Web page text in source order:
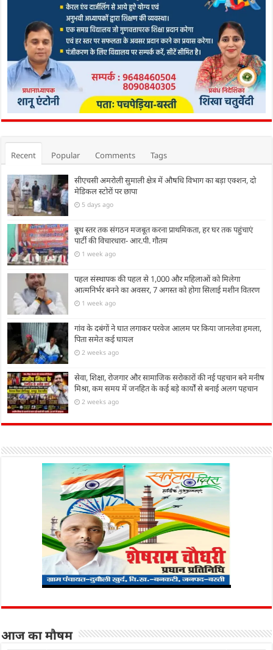
Recent Popular Comments Tags
सीएचसी अमरोली सुमाली क्षेत्र में औषधि विभाग का बड़ा एक्शन, दो
मेडिकल स्टोरों पर छापा
5 days ago
बूथ स्तर तक संगठन मजबूत करना प्राथमिकता, हर घर तक पहुंचाएं
पार्टी की विचारधारा- आर.पी. गौतम
1 week ago
पहल संस्थापक की पहल से 1,000 और महिलाओं को मिलेगा
आत्मनिर्भर बनने का अवसर, 7 अगस्त को होगा सिलाई मशीन वितरण
1 week ago
गांव के दबंगों ने घात लगाकर परवेज आलम पर किया जानलेवा हमला,
पिता समेत कई घायल
2 weeks ago
सेवा, शिक्षा, रोजगार और सामाजिक सरोकारों की नई पहचान बने मनीष
मिश्रा, कम समय में जनहित के कई बड़े कार्यों से बनाई अलग पहचान
2 weeks ago
आज का मौषम